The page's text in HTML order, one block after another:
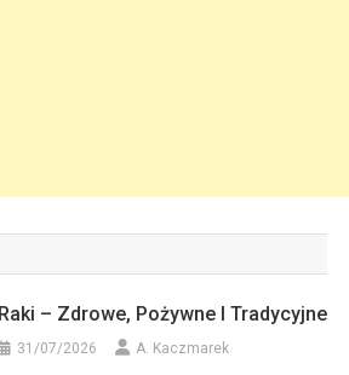
Raki – Zdrowe, Pożywne I Tradycyjne
31/07/2026 A. Kaczmarek